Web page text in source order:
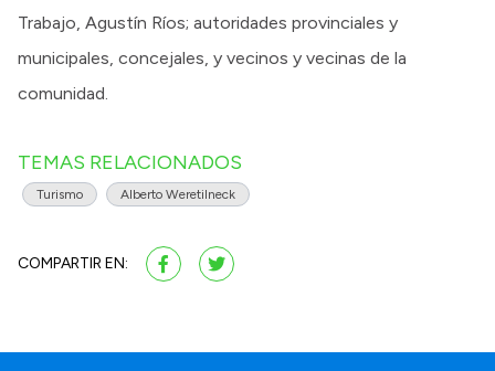
Trabajo, Agustín Ríos; autoridades provinciales y
municipales, concejales, y vecinos y vecinas de la
comunidad.
TEMAS RELACIONADOS
Turismo Alberto Weretilneck
COMPARTIR EN: